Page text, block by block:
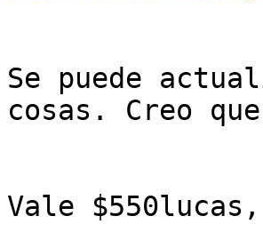
Se puede
cosas. Creo
Vale